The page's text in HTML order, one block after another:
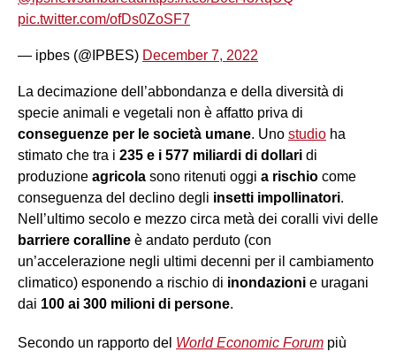
pic.twitter.com/ofDs0ZoSF7
— ipbes (@IPBES) December 7, 2022
La decimazione dell’abbondanza e della diversità di
specie animali e vegetali non è affatto priva di
conseguenze per le società umane. Uno studio ha
stimato che tra i 235 e i 577 miliardi di dollari di
produzione agricola sono ritenuti oggi a rischio come
conseguenza del declino degli insetti impollinatori.
Nell’ultimo secolo e mezzo circa metà dei coralli vivi delle
barriere coralline è andato perduto (con
un’accelerazione negli ultimi decenni per il cambiamento
climatico) esponendo a rischio di inondazioni e uragani
dai 100 ai 300 milioni di persone.
Secondo un rapporto del World Economic Forum più